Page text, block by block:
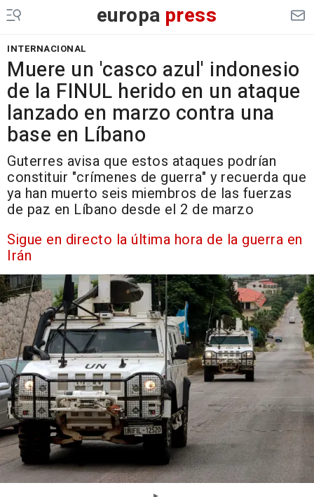
europa press
INTERNACIONAL
Muere un 'casco azul' indonesio
de la FINUL herido en un ataque
lanzado en marzo contra una
base en Líbano
Guterres avisa que estos ataques podrían
constituir "crímenes de guerra" y recuerda que
ya han muerto seis miembros de las fuerzas
de paz en Líbano desde el 2 de marzo
Sigue en directo la última hora de la guerra en
Irán